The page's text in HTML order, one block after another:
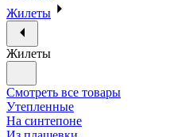
Жилеты
Жилеты
Смотреть все товары
Утепленные
На синтепоне